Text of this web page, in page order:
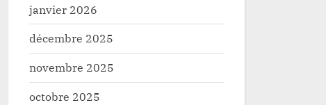
janvier 2026
décembre 2025
novembre 2025
octobre 2025